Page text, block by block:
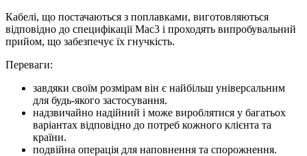
Кабелі, що постачаються з поплавками, виготовляються
відповідно до специфікації Mac3 і проходять випробувальний
прийом, що забезпечує їх гнучкість.
Переваги:
завдяки своїм розмірам він є найбільш універсальним
для будь-якого застосування.
надзвичайно надійний і може вироблятися у багатьох
варіантах відповідно до потреб кожного клієнта та
країни.
подвійна операція для наповнення та спорожнення.